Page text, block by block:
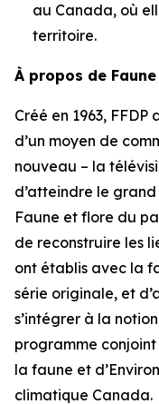
au Canada, où
territoire.
À propos de
Créé en 1963,
d’un moyen de
nouveau – la
d’atteindre le
Faune et flore du
de reconstruire les
ont établis avec la
série originale, et
s’intégrer à la
programme
la faune et
climatique Canada.